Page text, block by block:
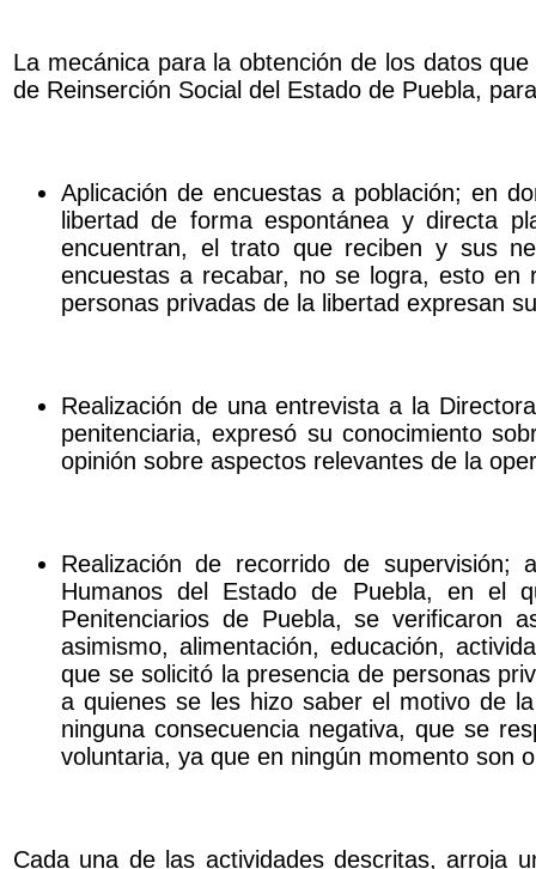
La mecánica para la obtención de los datos
de Reinserción Social del Estado de Puebla,
Aplicación de encuestas a población; en
libertad de forma espontánea y directa
encuentran, el trato que reciben y sus
encuestas a recabar, no se logra, esto en
personas privadas de la libertad expresan
Realización de una entrevista a la
penitenciaria, expresó su conocimiento
opinión sobre aspectos relevantes de la
Realización de recorrido de
Humanos del Estado de Puebla, en el
Penitenciarios de Puebla, se verificaron
asimismo, alimentación, educación,
que se solicitó la presencia de personas
a quienes se les hizo saber el motivo de
ninguna consecuencia negativa, que se
voluntaria, ya que en ningún momento son
Cada una de las actividades descritas, arroja